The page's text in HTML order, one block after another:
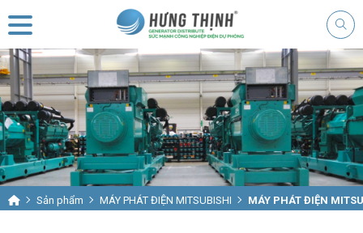
Sản phẩm MÁY PHÁT ĐIỆN MITSUBISHI MÁY PHÁT ĐIỆN